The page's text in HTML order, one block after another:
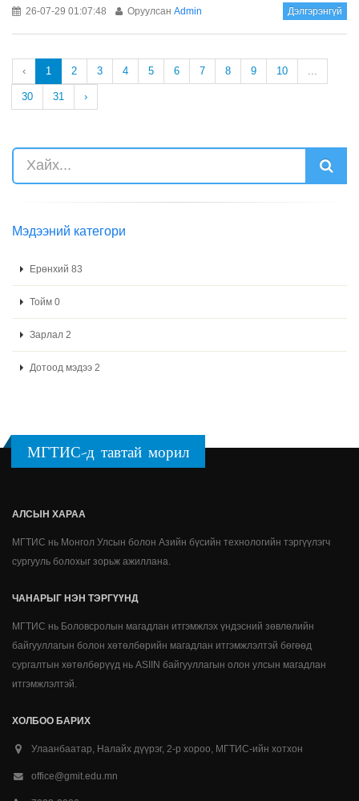
26-07-29 01:07:48 Оруулсан Admin Дэлгэрэнгүй
‹ 1 2 3 4 5 6 7 8 9 10
30 31 ›
Мэдээний категори
Ерөнхий 83
Тойм 0
Зарлал 2
Дотоод мэдээ 2
МГТИС-д тавтай морил
АЛСЫН ХАРАА
МГТИС нь Монгол Улсын болон Азийн бүсийн технологийн тэргүүлэгч
сургууль болохыг зорьж ажиллана.
ЧАНАРЫГ НЭН ТЭРГҮҮНД
МГТИС нь Боловсролын магадлан итгэмжлэх үндэсний зөвлөлийн
байгууллагын болон хөтөлбөрийн магадлан итгэмжлэлтэй бөгөөд
сургалтын хөтөлбөрүүд нь ASIIN байгууллагын олон улсын магадлан
итгэмжлэлтэй.
ХОЛБОО БАРИХ
Улаанбаатар, Налайх дүүрэг, 2-р хороо, МГТИС-ийн хотхон
office@gmit.edu.mn